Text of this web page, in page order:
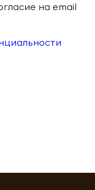
на email